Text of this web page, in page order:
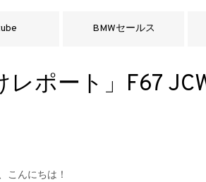
BMWセールス
レポート」F67
こんにちは！